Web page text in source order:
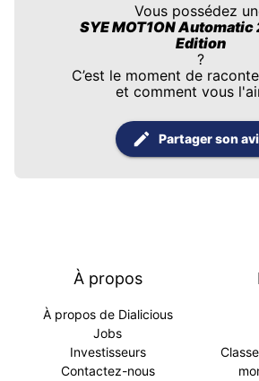
Vous possédez
SYE MOT1ON
Edition
?
C’est le moment de
et comment vous
Partager son
À propos
À propos de Dialicious
Jobs
Investisseurs
Contactez-nous